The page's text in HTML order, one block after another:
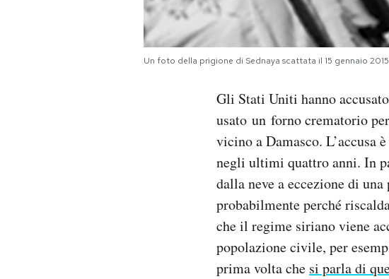
Un foto della prigione di Sednaya scattata il 15 gennaio
Gli Stati Uniti hanno
usato un forno crematorio
vicino a Damasco. L’accusa
negli ultimi quattro anni. In
dalla neve a eccezione di
probabilmente perché
che il regime siriano viene
popolazione civile, per
prima volta che si parla di